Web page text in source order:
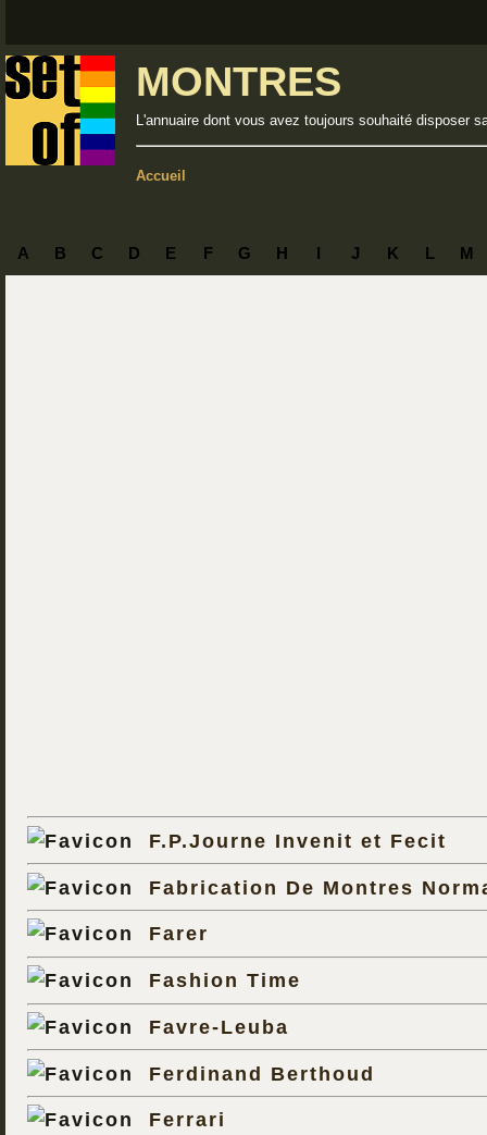
MONTRES
L'annuaire dont vous avez toujours souhaité disposer
Accueil
A B C D E F G H I J K L M
F.P.Journe Invenit et Fecit
Fabrication De Montres
Farer
Fashion Time
Favre-Leuba
Ferdinand Berthoud
Ferrari